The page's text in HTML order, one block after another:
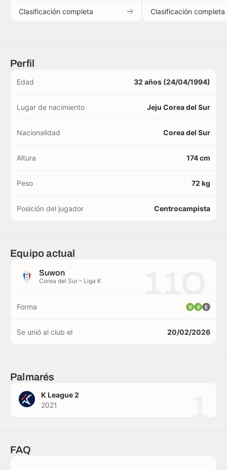
Clasificación completa Clasificación completa
Perfil
Edad 32 años (24/04/1994)
Lugar de nacimiento Jeju Corea del Sur
Nacionalidad Corea del Sur
Altura 174 cm
Peso 72 kg
Posición del jugador Centrocampista
Equipo actual
Suwon
Corea del Sur – Liga K
Forma V V E
Se unió al club el 20/02/2026
Palmarés
K League 2
2021
FAQ